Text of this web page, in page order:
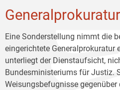
Generalprokuratur
Eine Sonderstellung nimmt die
eingerichtete Generalprokuratur
unterliegt der Dienstaufsicht,
Bundesministeriums für Justiz.
Weisungsbefugnisse